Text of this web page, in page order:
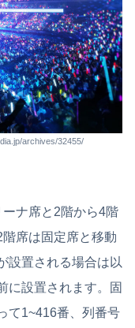
archives/32455/
ナ席と2階から4階
席は固定席と移動
設置される場合は以
に設置されます。固
て1~416番、列番号